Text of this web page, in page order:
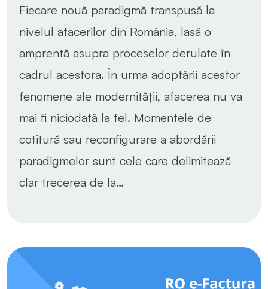
Fiecare nouă paradigmă transpusă la
nivelul afacerilor din România, lasă o
amprentă asupra proceselor derulate în
cadrul acestora. În urma adoptării acestor
fenomene ale modernității, afacerea nu va
mai fi niciodată la fel. Momentele de
cotitură sau reconfigurare a abordării
paradigmelor sunt cele care delimitează
clar trecerea de la…